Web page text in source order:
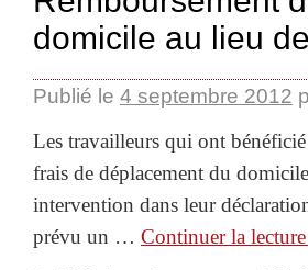
domicile au lieu
Publié le 4 septembre 2012
Les travailleurs qui ont
frais de déplacement du
intervention dans leur
prévu un … Continuer la lecture